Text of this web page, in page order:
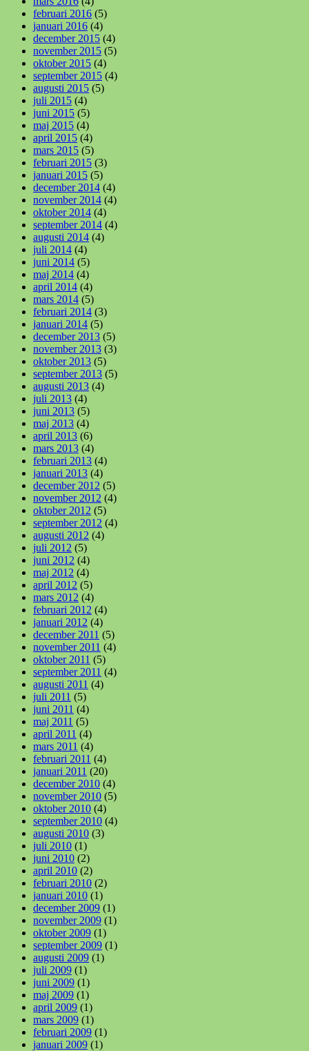
februari 2016 (5)
januari 2016 (4)
december 2015 (4)
november 2015 (5)
oktober 2015 (4)
september 2015 (4)
augusti 2015 (5)
juli 2015 (4)
juni 2015 (5)
maj 2015 (4)
april 2015 (4)
mars 2015 (5)
februari 2015 (3)
januari 2015 (5)
december 2014 (4)
november 2014 (4)
oktober 2014 (4)
september 2014 (4)
augusti 2014 (4)
juli 2014 (4)
juni 2014 (5)
maj 2014 (4)
april 2014 (4)
mars 2014 (5)
februari 2014 (3)
januari 2014 (5)
december 2013 (5)
november 2013 (3)
oktober 2013 (5)
september 2013 (5)
augusti 2013 (4)
juli 2013 (4)
juni 2013 (5)
maj 2013 (4)
april 2013 (6)
mars 2013 (4)
februari 2013 (4)
januari 2013 (4)
december 2012 (5)
november 2012 (4)
oktober 2012 (5)
september 2012 (4)
augusti 2012 (4)
juli 2012 (5)
juni 2012 (4)
maj 2012 (4)
april 2012 (5)
mars 2012 (4)
februari 2012 (4)
januari 2012 (4)
december 2011 (5)
november 2011 (4)
oktober 2011 (5)
september 2011 (4)
augusti 2011 (4)
juli 2011 (5)
juni 2011 (4)
maj 2011 (5)
april 2011 (4)
mars 2011 (4)
februari 2011 (4)
januari 2011 (20)
december 2010 (4)
november 2010 (5)
oktober 2010 (4)
september 2010 (4)
augusti 2010 (3)
juli 2010 (1)
juni 2010 (2)
april 2010 (2)
februari 2010 (2)
januari 2010 (1)
december 2009 (1)
november 2009 (1)
oktober 2009 (1)
september 2009 (1)
augusti 2009 (1)
juli 2009 (1)
juni 2009 (1)
maj 2009 (1)
april 2009 (1)
mars 2009 (1)
februari 2009 (1)
januari 2009 (1)